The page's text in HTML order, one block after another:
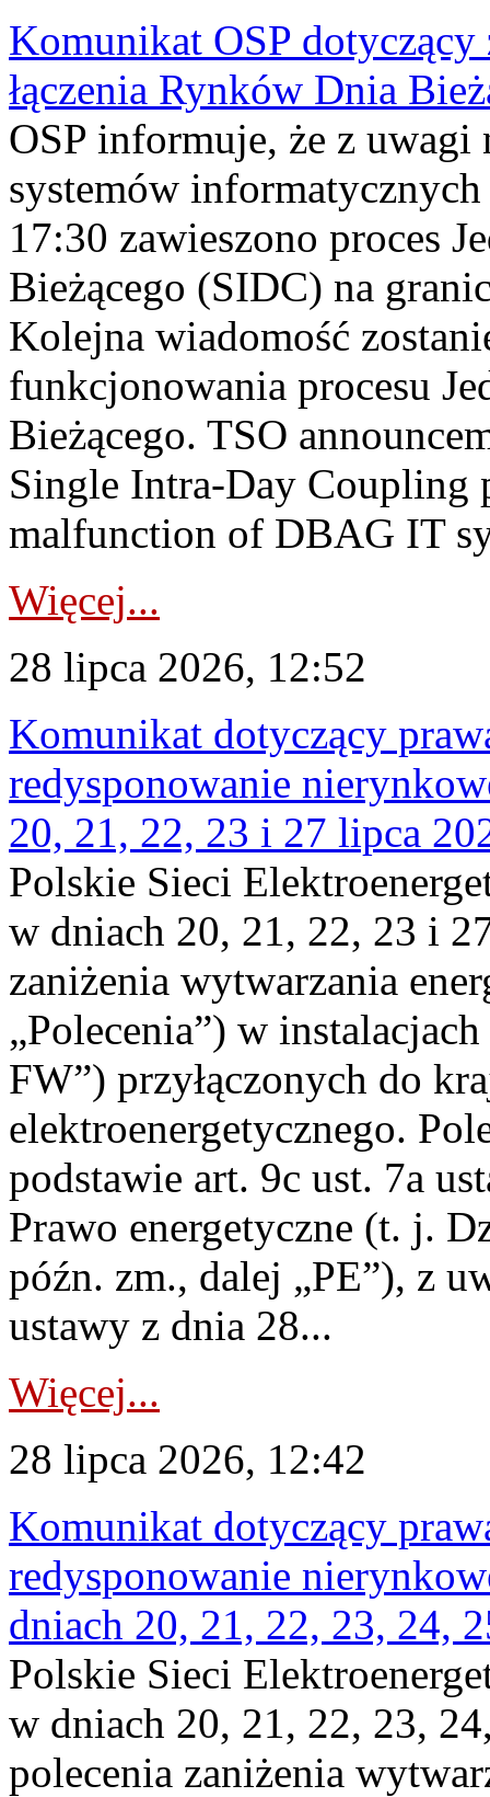
Komunikat OSP dotyczący
łączenia Rynków Dnia
OSP informuje, że z uwagi
systemów
17:30 zawieszono proces
Bieżącego (SIDC) na
Kolejna wiadomość
funkcjonowania procesu
Bieżącego. TSO
Single Intra-Day Coupling
malfunction of DBAG IT
Więcej...
28 lipca 2026, 12:52
Komunikat dotyczący
redysponowanie
20, 21, 22, 23 i 27 lipca
Polskie Sieci
w dniach 20, 21, 22, 23 i
zaniżenia wytwarzania
„Polecenia”) w
FW”) przyłączonych do
elektroenergetycznego.
podstawie art. 9c ust. 7a
Prawo energetyczne (t. j.
późn. zm., dalej „PE”), z
ustawy z dnia 28...
Więcej...
28 lipca 2026, 12:42
Komunikat dotyczący
redysponowanie
dniach 20, 21, 22, 23, 24,
Polskie Sieci
w dniach 20, 21, 22, 23,
polecenia zaniżenia